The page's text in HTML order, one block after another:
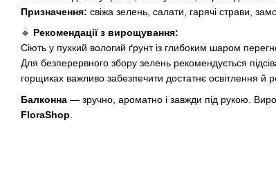
Призначення: свіжа зелень, салати, гарячі страви,
🔹 Рекомендації з вирощування:
Сіють у пухкий вологий ґрунт із глибоким шаром
Для безперервного збору зелень рекомендується
горщиках важливо забезпечити достатнє освітлення й
Балконна — зручно, ароматно і завжди під рукою.
FloraShop